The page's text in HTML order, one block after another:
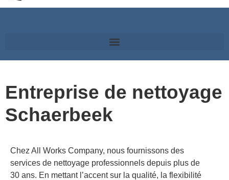
Entreprise de nettoyage
Schaerbeek
Chez All Works Company, nous fournissons des
services de nettoyage professionnels depuis plus de
30 ans. En mettant l’accent sur la qualité, la flexibilité